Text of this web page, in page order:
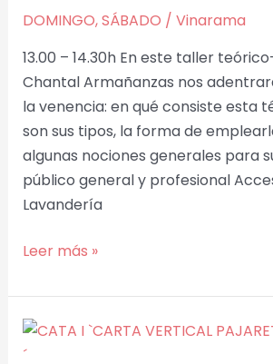
DOMINGO,SÁBADO / Vinarama
13.00 – 14.30h En este taller
Chantal Armañanzas nos
la venencia: en qué consiste esta
son sus tipos, la forma de
algunas nociones generales para
público general y profesional
Lavandería
VENENCIAR.
DEJA
TU
RÚBRICA
EL
AIRE’
Leer más »
CATA
I